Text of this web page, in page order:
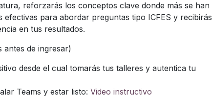
reforzarás los conceptos clave donde más se han
efectivas para abordar preguntas tipo ICFES y recibirás
en tus resultados.
antes de ingresar)
desde el cual tomarás tus talleres y autentica tu
Teams y estar listo: Video instructivo